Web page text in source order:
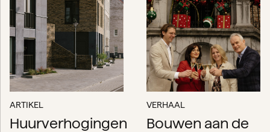
ARTIKEL
Huurverhogingen
VERHAAL
Bouwen aan de